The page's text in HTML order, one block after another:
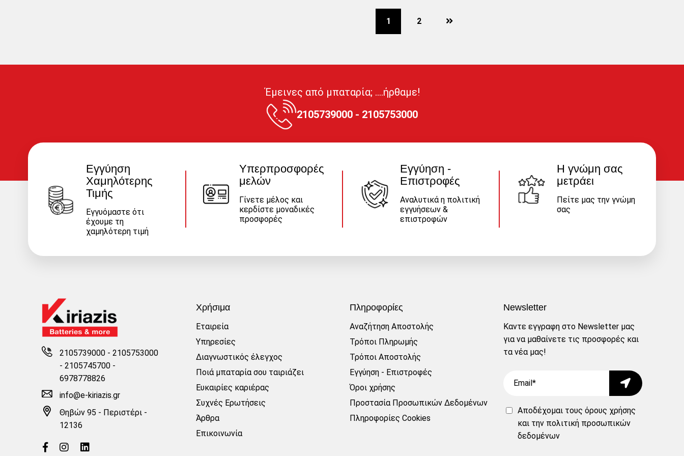
1 2
Έμεινες από μπαταρία; ....ήρθαμε!
2105739000 - 2105753000
Εγγύηση
Χαμηλότερης
Τιμής
Εγγυόμαστε ότι
έχουμε τη
χαμηλότερη τιμή
Υπερπροσφορές
μελών
Γίνετε μέλος και
κερδίστε μοναδικές
προσφορές
Εγγύηση -
Επιστροφές
Αναλυτικά η πολιτική
εγγυήσεων &
επιστροφών
Η γνώμη σας
μετράει
Πείτε μας την γνώμη
σας
2105739000 - 2105753000
-2105745700 -
6978778826
info@e-kiriazis.gr
Θηβών 95 - Περιστέρι -
12136
Newsletter
Καντε εγγραφη στο Newsletter μας
για να μαθαίνετε τις προσφορές και
τα νέα μας!
Submit
Αποδέχομαι τουςόρους χρήσης
και την πολιτική προσωπικών
δεδομένων
Χρήσιμα
Εταιρεία
Υπηρεσίες
Διαγνωστικός έλεγχος
Ποιά μπαταρία σου ταιριάζει
Ευκαιρίες καριέρας
Συχνές Ερωτήσεις
Άρθρα
Επικοινωνία
Πληροφορίες
Αναζήτηση Αποστολής
Τρόποι Πληρωμής
Τρόποι Αποστολής
Εγγύηση - Επιστροφές
Όροι χρήσης
Προστασία Προσωπικών Δεδομένων
Πληροφορίες Cookies